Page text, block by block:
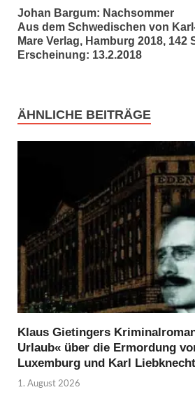
Johan Bargum: Nachsommer
Aus dem Schwedischen von
Mare Verlag, Hamburg 2018, 142
Erscheinung: 13.2.2018
ÄHNLICHE BEITRÄGE
Klaus Gietingers
Urlaub« über die Ermordung
Luxemburg und Karl Liebknecht
1. August 2026